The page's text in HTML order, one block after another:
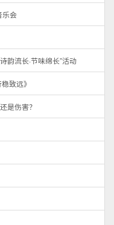
乐会
韵流长·节味绵长”活动
致远》
是伤害？